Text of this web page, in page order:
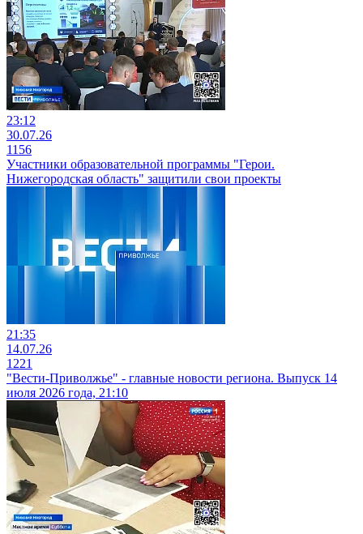
23:12
30.07.26
1156
Участники образовательной программы "Герои.
Нижегородская область" защитили свои проекты
21:35
14.07.26
1221
"Вести-Приволжье" - главные новости региона. Выпуск 14
июля 2026 года, 21:10